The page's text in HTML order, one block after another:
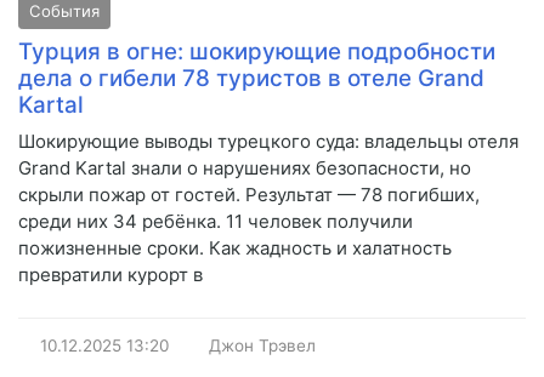
События
Турция в огне: шокирующие подробности
дела о гибели 78 туристов в отеле Grand
Kartal
Шокирующие выводы турецкого суда: владельцы отеля
Grand Kartal знали о нарушениях безопасности, но
скрыли пожар от гостей. Результат — 78 погибших,
среди них 34 ребёнка. 11 человек получили
пожизненные сроки. Как жадность и халатность
превратили курорт в
10.12.2025 13:20 Джон Трэвел